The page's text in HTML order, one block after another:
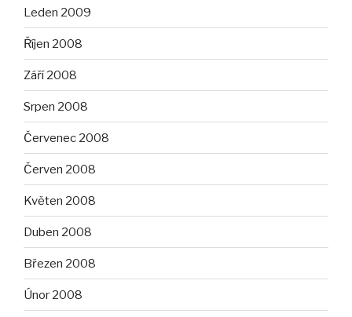
Leden 2009
Říjen 2008
Září 2008
Srpen 2008
Červenec 2008
Červen 2008
Květen 2008
Duben 2008
Březen 2008
Únor 2008